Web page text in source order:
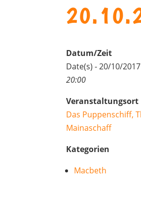
Datum/Zeit
Date(s) - 20/10/2017
20:00
Veranstaltungsort
Das Puppenschiff,
Mainaschaff
Kategorien
Macbeth